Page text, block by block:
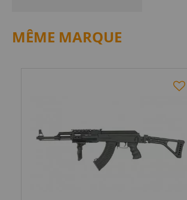
MÊME MARQUE